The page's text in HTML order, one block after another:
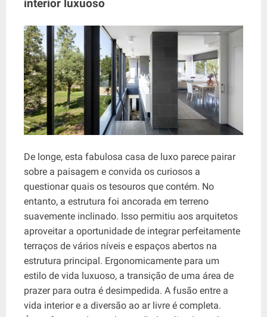
interior luxuoso
De longe, esta fabulosa casa de luxo parece pairar
sobre a paisagem e convida os curiosos a
questionar quais os tesouros que contém. No
entanto, a estrutura foi ancorada em terreno
suavemente inclinado. Isso permitiu aos arquitetos
aproveitar a oportunidade de integrar perfeitamente
terraços de vários níveis e espaços abertos na
estrutura principal. Ergonomicamente para um
estilo de vida luxuoso, a transição de uma área de
prazer para outra é desimpedida. A fusão entre a
vida interior e a diversão ao ar livre é completa.